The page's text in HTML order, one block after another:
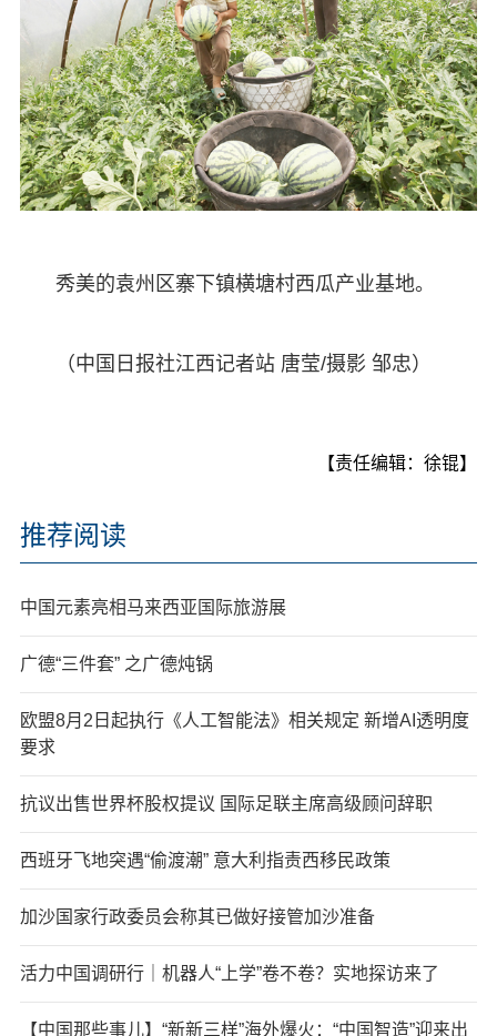
秀美的袁州区寨下镇横塘村西瓜产业基地。
（中国日报社江西记者站 唐莹/摄影 邹忠）
【责任编辑：徐锟】
推荐阅读
中国元素亮相马来西亚国际旅游展
广德“三件套” 之广德炖锅
欧盟8月2日起执行《人工智能法》相关规定 新增AI透明度
要求
抗议出售世界杯股权提议 国际足联主席高级顾问辞职
西班牙飞地突遇“偷渡潮” 意大利指责西移民政策
加沙国家行政委员会称其已做好接管加沙准备
活力中国调研行｜机器人“上学”卷不卷？实地探访来了
【中国那些事儿】“新新三样”海外爆火：“中国智造”迎来出